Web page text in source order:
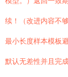
续！（改进内容不
最小长度样本模板
默认无差性并且完